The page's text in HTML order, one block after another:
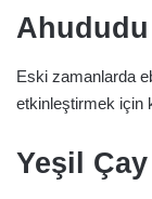
Ahududu
Eski zamanlarda
etkinleştirmek için
Yeşil Çay